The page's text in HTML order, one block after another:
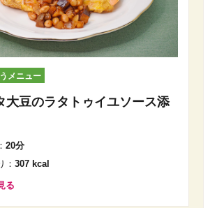
メニュー
大豆のラタトゥイユソース添
20分
： 307 kcal
る